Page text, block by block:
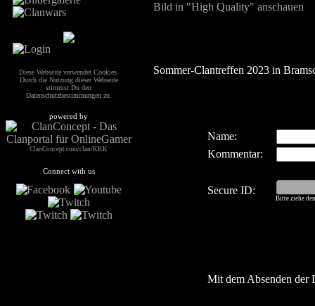
Diese Webseite verwendet Cookies.
Durch die Nutzung dieser Webseite
stimmst Du den
Datenschutzbestimmungen zu.
powered by
ClanConcept.com/clan/KKK
Connect with us
Bild in "High Quality" anschauen
Sommer-Clantreffen 2023 in
Name:
Kommentar:
Secure ID:
Bitte ziehe
Mit dem Absenden der